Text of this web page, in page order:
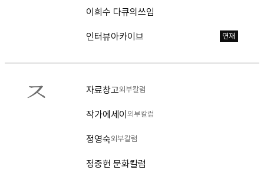
이희수 다큐의쓰임
인터뷰아카이브 연재
ㅈ 자료창고외부칼럼
작가에세이 외부칼럼
정영숙외부칼럼
정중헌 문화칼럼